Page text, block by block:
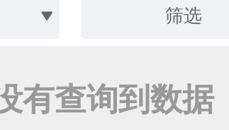
筛选
有查询到数据